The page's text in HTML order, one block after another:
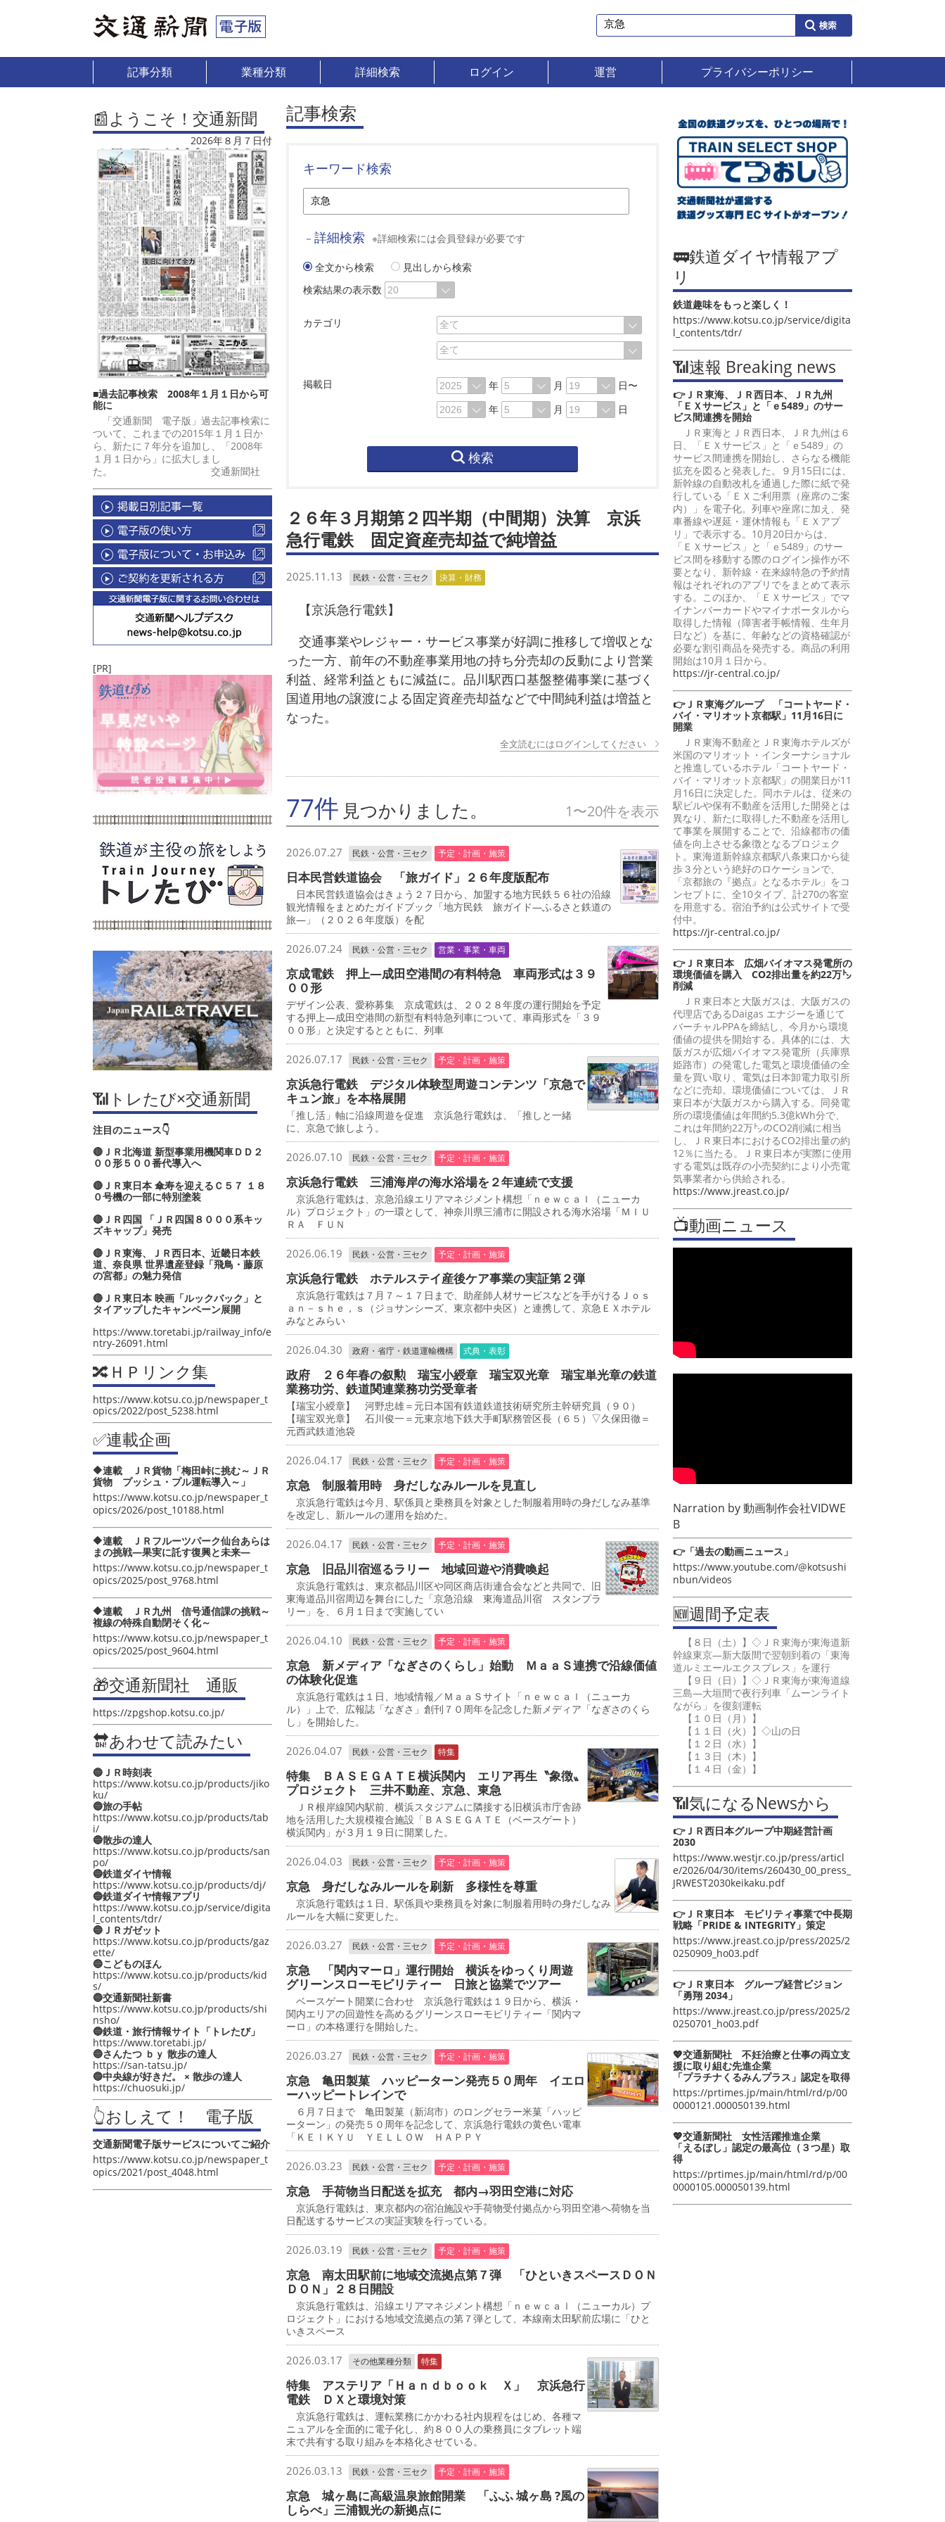
記事分類 業種分類 詳細検索 ログイン 運営 プライバシーポリシー
📰ようこそ！交通新聞
2026年８月７日付
■過去記事検索 2008年１月１日から可
能に
「交通新聞 電子版」過去記事検索に
ついて、これまでの2015年１月１日か
ら、新たに７年分を追加し、「2008年
１月１日から」に拡大しまし
た。 交通新聞社
[PR]
📶トレたび×交通新聞
注目のニュース👇
🔴ＪＲ北海道 新型事業用機関車ＤＤ２
００形５００番代導入へ
🔴ＪＲ東日本 傘寿を迎えるＣ５７ １８
０号機の一部に特別塗装
🔴ＪＲ四国 「ＪＲ四国８０００系キッ
ズキャップ」発売
🔴ＪＲ東海、ＪＲ西日本、近畿日本鉄
道、奈良県 世界遺産登録「飛鳥・藤原
の宮都」の魅力発信
🔴ＪＲ東日本 映画「ルックバック」と
タイアップしたキャンペーン展開
https://www.toretabi.jp/railway_info/e
ntry-26091.html
🔀ＨＰリンク集
https://www.kotsu.co.jp/newspaper_t
opics/2022/post_5238.html
✅連載企画
🔶連載 ＪＲ貨物「梅田峠に挑む～ＪＲ
貨物 プッシュ・プル運転導入～」
https://www.kotsu.co.jp/newspaper_t
opics/2026/post_10188.html
🔶連載 ＪＲフルーツパーク仙台あらは
まの挑戦―果実に託す復興と未来―
https://www.kotsu.co.jp/newspaper_t
opics/2025/post_9768.html
🔶連載 ＪＲ九州 信号通信課の挑戦～
複線の特殊自動閉そく化～
https://www.kotsu.co.jp/newspaper_t
opics/2025/post_9604.html
🎁交通新聞社 通販
https://zpgshop.kotsu.co.jp/
🔛あわせて読みたい
🔵ＪＲ時刻表
https://www.kotsu.co.jp/products/jiko
ku/
🔵旅の手帖
https://www.kotsu.co.jp/products/tab
i/
🔵散歩の達人
https://www.kotsu.co.jp/products/san
po/
🔵鉄道ダイヤ情報
https://www.kotsu.co.jp/products/dj/
🔵鉄道ダイヤ情報アプリ
https://www.kotsu.co.jp/service/digita
l_contents/tdr/
🔵ＪＲガゼット
https://www.kotsu.co.jp/products/gaz
ette/
🔵こどものほん
https://www.kotsu.co.jp/products/kid
s/
🔵交通新聞社新書
https://www.kotsu.co.jp/products/shi
nsho/
🔵鉄道・旅行情報サイト「トレたび」
https://www.toretabi.jp/
🔵さんたつ ｂｙ 散歩の達人
https://san-tatsu.jp/
🔵中央線が好きだ。 × 散歩の達人
https://chuosuki.jp/
👆おしえて！ 電子版
交通新聞電子版サービスについてご紹介
https://www.kotsu.co.jp/newspaper_t
opics/2021/post_4048.html
記事検索
キーワード検索
－ 詳細検索 ※詳細検索には会員登録が必要です
全文から検索
見出しから検索
検索結果の表示数
カテゴリ
掲載日 年 月
日〜
年
月 日
検索
２６年３月期第２四半期（中間期）決算 京浜
急行電鉄 固定資産売却益で純増益
2025.11.13 民鉄・公営・三セク 決算・財務
【京浜急行電鉄】
交通事業やレジャー・サービス事業が好調に推移して増収とな
った一方、前年の不動産事業用地の持ち分売却の反動により営業
利益、経常利益ともに減益に。品川駅西口基盤整備事業に基づく
国道用地の譲渡による固定資産売却益などで中間純利益は増益と
なった。
全文読むにはログインしてください
77件 見つかりました。 1〜20件を表示
2026.07.27 民鉄・公営・三セク 予定・計画・施策
日本民営鉄道協会 「旅ガイド」２６年度版配布
日本民営鉄道協会はきょう２７日から、加盟する地方民鉄５６社の沿線
観光情報をまとめたガイドブック「地方民鉄 旅ガイド―ふるさと鉄道の
旅―」（２０２６年度版）を配
2026.07.24 民鉄・公営・三セク 営業・事業・車両
京成電鉄 押上―成田空港間の有料特急 車両形式は３９
００形
デザイン公表、愛称募集 京成電鉄は、２０２８年度の運行開始を予定
する押上―成田空港間の新型有料特急列車について、車両形式を「３９
００形」と決定するとともに、列車
2026.07.17 民鉄・公営・三セク 予定・計画・施策
京浜急行電鉄 デジタル体験型周遊コンテンツ「京急で
キュン旅」を本格展開
「推し活」軸に沿線周遊を促進 京浜急行電鉄は、「推しと一緒
に、京急で旅しよう。
2026.07.10 民鉄・公営・三セク 予定・計画・施策
京浜急行電鉄 三浦海岸の海水浴場を２年連続で支援
京浜急行電鉄は、京急沿線エリアマネジメント構想「ｎｅｗｃａｌ（ニューカ
ル）プロジェクト」の一環として、神奈川県三浦市に開設される海水浴場「ＭＩＵ
ＲＡ ＦＵＮ
2026.06.19 民鉄・公営・三セク 予定・計画・施策
京浜急行電鉄 ホテルステイ産後ケア事業の実証第２弾
京浜急行電鉄は７月７～１７日まで、助産師人材サービスなどを手がけるＪｏｓ
ａｎ－ｓｈｅ，ｓ（ジョサンシーズ、東京都中央区）と連携して、京急ＥＸホテル
みなとみらい
2026.04.30 政府・省庁・鉄道運輸機構 式典・表彰
政府 ２６年春の叙勲 瑞宝小綬章 瑞宝双光章 瑞宝単光章の鉄道
業務功労、鉄道関連業務功労受章者
【瑞宝小綬章】 河野忠雄＝元日本国有鉄道鉄道技術研究所主幹研究員（９０）
【瑞宝双光章】 石川俊一＝元東京地下鉄大手町駅務管区長（６５）▽久保田徹＝
元西武鉄道池袋
2026.04.17 民鉄・公営・三セク 予定・計画・施策
京急 制服着用時 身だしなみルールを見直し
京浜急行電鉄は今月、駅係員と乗務員を対象とした制服着用時の身だしなみ基準
を改定し、新ルールの運用を始めた。
2026.04.17 民鉄・公営・三セク 予定・計画・施策
京急 旧品川宿巡るラリー 地域回遊や消費喚起
京浜急行電鉄は、東京都品川区や同区商店街連合会などと共同で、旧
東海道品川宿周辺を舞台にした「京急沿線 東海道品川宿 スタンプラ
リー」を、６月１日まで実施してい
2026.04.10 民鉄・公営・三セク 予定・計画・施策
京急 新メディア「なぎさのくらし」始動 ＭａａＳ連携で沿線価値
の体験化促進
京浜急行電鉄は１日、地域情報／ＭａａＳサイト「ｎｅｗｃａｌ（ニューカ
ル）」上で、広報誌「なぎさ」創刊７０周年を記念した新メディア「なぎさのくら
し」を開始した。
2026.04.07 民鉄・公営・三セク 特集
特集 ＢＡＳＥＧＡＴＥ横浜関内 エリア再生〝象徴〟
プロジェクト 三井不動産、京急、東急
ＪＲ根岸線関内駅前、横浜スタジアムに隣接する旧横浜市庁舎跡
地を活用した大規模複合施設「ＢＡＳＥＧＡＴＥ（ベースゲート）
横浜関内」が３月１９日に開業した。
2026.04.03 民鉄・公営・三セク 予定・計画・施策
京急 身だしなみルールを刷新 多様性を尊重
京浜急行電鉄は１日、駅係員や乗務員を対象に制服着用時の身だしなみ
ルールを大幅に変更した。
2026.03.27 民鉄・公営・三セク 予定・計画・施策
京急 「関内マーロ」運行開始 横浜をゆっくり周遊
グリーンスローモビリティー 日旅と協業でツアー
ベースゲート開業に合わせ 京浜急行電鉄は１９日から、横浜・
関内エリアの回遊性を高めるグリーンスローモビリティー「関内マ
ーロ」の本格運行を開始した。
2026.03.27 民鉄・公営・三セク 予定・計画・施策
京急 亀田製菓 ハッピーターン発売５０周年 イエロ
ーハッピートレインで
６月７日まで 亀田製菓（新潟市）のロングセラー米菓「ハッピ
ーターン」の発売５０周年を記念して、京浜急行電鉄の黄色い電車
「ＫＥＩＫＹＵ ＹＥＬＬＯＷ ＨＡＰＰＹ
2026.03.23 民鉄・公営・三セク 予定・計画・施策
京急 手荷物当日配送を拡充 都内→羽田空港に対応
京浜急行電鉄は、東京都内の宿泊施設や手荷物受付拠点から羽田空港へ荷物を当
日配送するサービスの実証実験を行っている。
2026.03.19 民鉄・公営・三セク 予定・計画・施策
京急 南太田駅前に地域交流拠点第７弾 「ひといきスペースＤＯＮ
ＤＯＮ」２８日開設
京浜急行電鉄は、沿線エリアマネジメント構想「ｎｅｗｃａｌ（ニューカル）プ
ロジェクト」における地域交流拠点の第７弾として、本線南太田駅前広場に「ひと
いきスペース
2026.03.17 その他業種分類 特集
特集 アステリア「Ｈａｎｄｂｏｏｋ Ｘ」 京浜急行
電鉄 ＤＸと環境対策
京浜急行電鉄は、運転業務にかかわる社内規程をはじめ、各種マ
ニュアルを全面的に電子化し、約８００人の乗務員にタブレット端
末で共有する取り組みを本格化させている。
2026.03.13 民鉄・公営・三セク 予定・計画・施策
京急 城ヶ島に高級温泉旅館開業 「ふふ 城ヶ島 ?風の
しらべ」三浦観光の新拠点に
🚃鉄道ダイヤ情報アプ
リ
鉄道趣味をもっと楽しく！
https://www.kotsu.co.jp/service/digita
l_contents/tdr/
📶速報 Breaking news
👉ＪＲ東海、ＪＲ西日本、ＪＲ九州
「ＥＸサービス」と「ｅ5489」のサー
ビス間連携を開始
ＪＲ東海とＪＲ西日本、ＪＲ九州は６
日、「ＥＸサービス」と「ｅ5489」の
サービス間連携を開始し、さらなる機能
拡充を図ると発表した。９月15日には、
新幹線の自動改札を通過した際に紙で発
行している「ＥＸご利用票（座席のご案
内）」を電子化。列車や座席に加え、発
車番線や遅延・運休情報も「ＥＸアプ
リ」で表示する。10月20日からは、
「ＥＸサービス」と「ｅ5489」のサー
ビス間を移動する際のログイン操作が不
要となり、新幹線・在来線特急の予約情
報はそれぞれのアプリでをまとめて表示
する。このほか、「ＥＸサービス」でマ
イナンバーカードやマイナポータルから
取得した情報（障害者手帳情報、生年月
日など）を基に、年齢などの資格確認が
必要な割引商品を発売する。商品の利用
開始は10月１日から。
https://jr-central.co.jp/
👉ＪＲ東海グループ 「コートヤード・
バイ・マリオット京都駅」11月16日に
開業
ＪＲ東海不動産とＪＲ東海ホテルズが
米国のマリオット・インターナショナル
と推進しているホテル「コートヤード・
バイ・マリオット京都駅」の開業日が11
月16日に決定した。同ホテルは、従来の
駅ビルや保有不動産を活用した開発とは
異なり、新たに取得した不動産を活用し
て事業を展開することで、沿線都市の価
値を向上させる象徴となるプロジェク
ト。東海道新幹線京都駅八条東口から徒
歩３分という絶好のロケーションで、
「京都旅の『拠点』となるホテル」をコ
ンセプトに、全10タイプ、計270の客室
を用意する。宿泊予約は公式サイトで受
付中。
https://jr-central.co.jp/
👉ＪＲ東日本 広畑バイオマス発電所の
環境価値を購入 CO2排出量を約22万㌧
削減
ＪＲ東日本と大阪ガスは、大阪ガスの
代理店であるDaigas エナジーを通じて
バーチャルPPAを締結し、今月から環境
価値の提供を開始する。具体的には、大
阪ガスが広畑バイオマス発電所（兵庫県
姫路市）の発電した電気と環境価値の全
量を買い取り、電気は日本卸電力取引所
などに売却。環境価値については、ＪＲ
東日本が大阪ガスから購入する。同発電
所の環境価値は年間約5.3億kWh分で、
これは年間約22万㌧のCO2削減に相当
し、ＪＲ東日本におけるCO2排出量の約
12％に当たる。ＪＲ東日本が実際に使用
する電気は既存の小売契約により小売電
気事業者から供給される。
https://www.jreast.co.jp/
📺動画ニュース
Narration by動画制作会社VIDWE
B
👉「過去の動画ニュース」
https://www.youtube.com/@kotsushi
nbun/videos
🆕週間予定表
【８日（土）】◇ＪＲ東海が東海道新
幹線東京―新大阪間で翌朝到着の「東海
道ルミエールエクスプレス」を運行
【９日（日）】◇ＪＲ東海が東海道線
三島―大垣間で夜行列車「ムーンライト
ながら」を復刻運転
【１０日（月）】
【１１日（火）】◇山の日
【１２日（水）】
【１３日（木）】
【１４日（金）】
📶気になるNewsから
👉ＪＲ西日本グループ中期経営計画
2030
https://www.westjr.co.jp/press/articl
e/2026/04/30/items/260430_00_press_
JRWEST2030keikaku.pdf
👉ＪＲ東日本 モビリティ事業で中長期
戦略「PRIDE & INTEGRITY」策定
https://www.jreast.co.jp/press/2025/2
0250909_ho03.pdf
👉ＪＲ東日本 グループ経営ビジョン
「勇翔 2034」
https://www.jreast.co.jp/press/2025/2
0250701_ho03.pdf
💖交通新聞社 不妊治療と仕事の両立支
援に取り組む先進企業
「プラチナくるみんプラス」認定を取得
https://prtimes.jp/main/html/rd/p/00
0000121.000050139.html
💖交通新聞社 女性活躍推進企業
「えるぼし」認定の最高位（３つ星）取
得
https://prtimes.jp/main/html/rd/p/00
0000105.000050139.html